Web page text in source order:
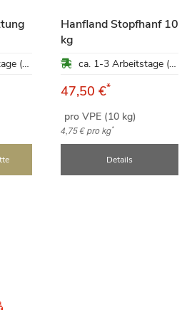
ca. 1-3 Arbeitstage (Mo-Fr)
Hanfland Stopfhanf 10
kg
ca. 1-3 Arbeitstage (Mo-Fr)
47,50 €*
pro VPE (10 kg)
4,75 €pro kg*
Details